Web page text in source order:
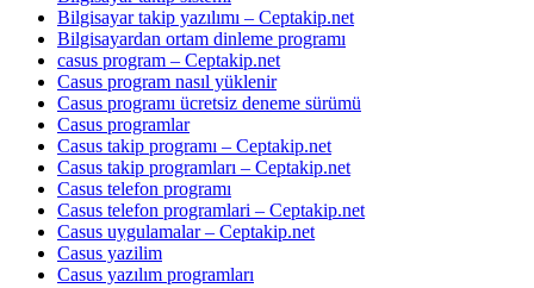
Bilgisayar takip yazılımı – Ceptakip.net
Bilgisayardan ortam dinleme programı
casus program – Ceptakip.net
Casus program nasıl yüklenir
Casus programı ücretsiz deneme sürümü
Casus programlar
Casus takip programı – Ceptakip.net
Casus takip programları – Ceptakip.net
Casus telefon programı
Casus telefon programlari – Ceptakip.net
Casus uygulamalar – Ceptakip.net
Casus yazilim
Casus yazılım programları